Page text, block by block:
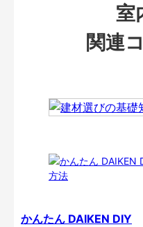
室
関連
かんたん DAIKEN DIY